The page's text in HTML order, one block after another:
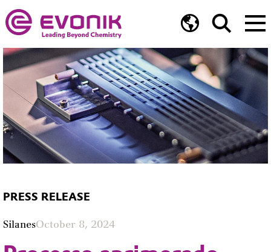
PRESS RELEASE
SilanesOctober 8, 2024